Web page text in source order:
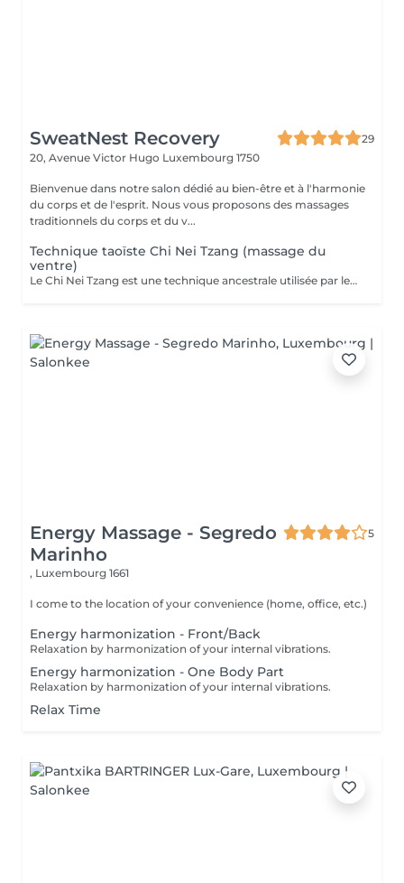
SweatNest Recovery
29
20, Avenue Victor Hugo Luxembourg 1750
Bienvenue dans notre salon dédié au bien-être et à l'harmonie
du corps et de l'esprit. Nous vous proposons des massages
traditionnels du corps et du v...
Technique taoïste Chi Nei Tzang (massage du
ventre)
Le Chi Nei Tzang est une technique ancestrale utilisée par les moines taoïstes de la Chine qui signifie «travail de l'énergie des organes internes». Selon les taoïstes, chaque organe est lié à une émotion : la colère au foie, la peur aux reins. Notre ventre porte en lui les traces laissées par tous nos traumatismes et nos secrets les plus intimes. L'obstruction des organes internes bloque la libre circulation de l'énergie vitale, le Chi. Le massage agit en profondeur sur les viscères, les émotions et tous les systèmes vitaux du corps. Déroulement de la séance: Pendant le soin vous êtes allongés sur le dos : le torse et le ventre nus, le bas du ventre et les jambes sont couverts ainsi que la poitrine chez les femmes. Pendant la séance vous portez un masque sur les yeux pour pouvoir vous détendre complètement. Mais vous restez attentifs à vos sensations ! À tout moment, si quelque chose vous inquiète ou vous dérange, (certains points de l'intestin peuvent être sensibles !) n'hésitez pas me signaler. Lors de massage j'utilise de l'huile de sésame ou d'amande douce. Aux certains moments lors de soin je prononce «six sons de guérison» qui possèdent un potentiel vibratoire qui participe du nettoyage des organes. Des pressions souples et profondes, appliquées directement sur les organes ou sur des points réflexes, permettent aux énergies ou aux émotions prisonnières, de se libérer. Le massage se termine par le drainage lymphatique et l'équilibrage des pouls.
Energy Massage - Segredo
Marinho
5
, Luxembourg 1661
I come to the location of your convenience (home, office, etc.)
Energy harmonization - Front/Back
Relaxation by harmonization of your internal vibrations.
Energy harmonization - One Body Part
Relaxation by harmonization of your internal vibrations.
Relax Time